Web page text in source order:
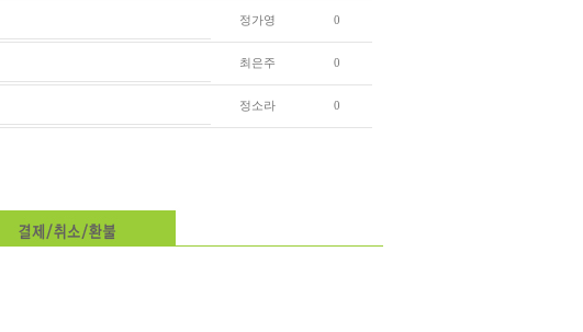
정가영 0
최은주 0
정소라 0